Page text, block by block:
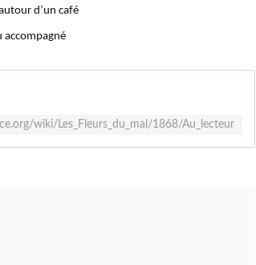
d’un café
accompagné
wiki/Les_Fleurs_du_mal/1868/Au_lecteur